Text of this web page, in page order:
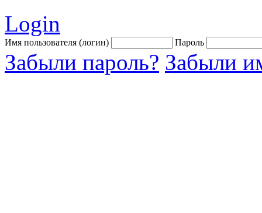
Login
Имя пользователя (логин) Пароль
Забыли пароль? Забыли